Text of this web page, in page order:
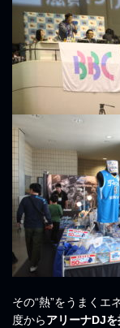
その“熱”をうまくエ
度からアリーナDJ